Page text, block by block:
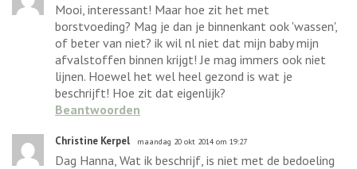
Mooi, interessant! Maar hoe zit het met
borstvoeding? Mag je dan je binnenkant ook 'wassen',
of beter van niet? ik wil nl niet dat mijn baby mijn
afvalstoffen binnen krijgt! Je mag immers ook niet
lijnen. Hoewel het wel heel gezond is wat je
beschrijft! Hoe zit dat eigenlijk?
Beantwoorden
Christine Kerpel maandag 20 okt 2014 om 19:27
Dag Hanna, Wat ik beschrijf, is niet met de bedoeling